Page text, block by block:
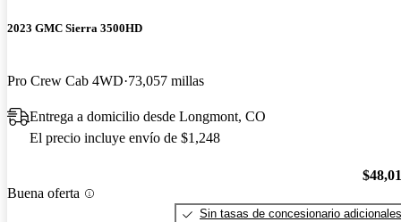
2023 GMC Sierra 3500HD
Pro Crew Cab 4WD 73,057 millas
Entrega a domicilio desde Longmont, CO
El precio incluye envío de $1,248
Buena oferta
Sin tasas de concesionario adicionales